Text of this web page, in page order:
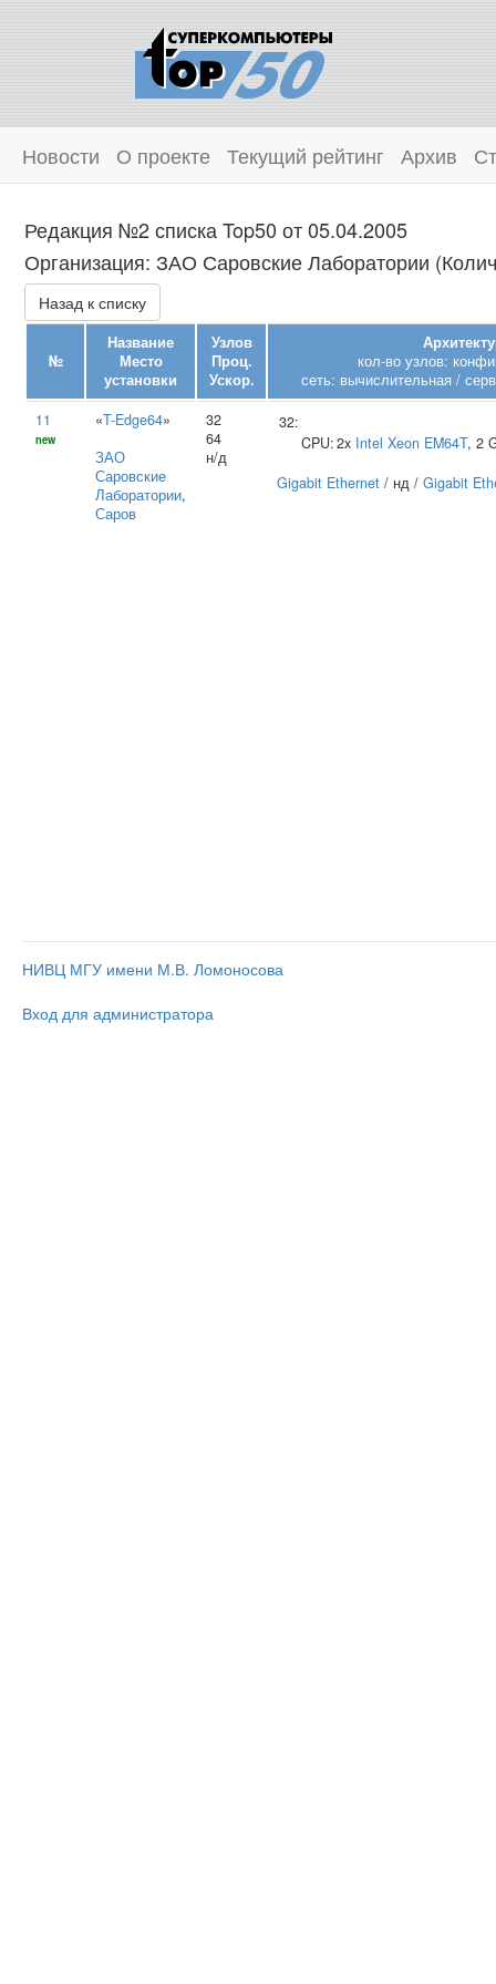
Новости О проекте Текущий рейтинг Архив
Редакция №2 списка Top50 от 05.04.2005
Организация: ЗАО Саровские Лаборатории
Назад к списку
№
Название
Место
установки
Узлов
Проц.
Ускор.
кол-во узлов:
сеть: вычислительная /
11
new
«T-Edge64»
ЗАО
Саровские
Лаборатории,
Саров
32
64
н/д
32:
CPU:2x Intel Xeon EM64T, 2
Gigabit Ethernet / нд / Gigabit
НИВЦ МГУ имени М.В. Ломоносова
Вход для администратора